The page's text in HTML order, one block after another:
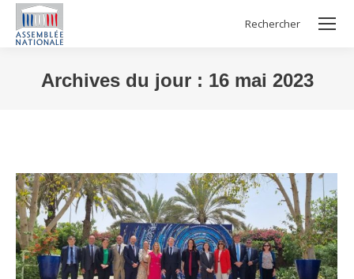
Search:
Rechercher
Archives du jour : 16 mai 2023